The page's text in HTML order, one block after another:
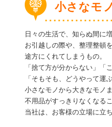
小さなモ
日々の生活で、知らぬ間に
お引越しの際や、整理整頓
途方にくれてしまうもの。
「捨て方が分からない」「
「そもそも、どうやって運
小さなモノから大きなモノ
不用品がすっきりなくなる
当社は、お客様の立場に立